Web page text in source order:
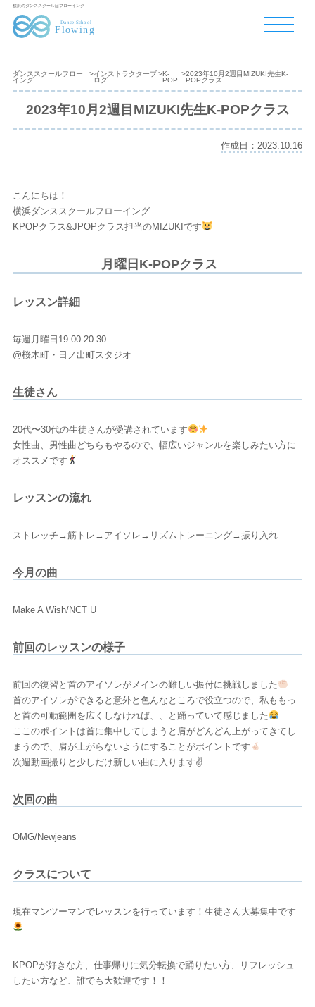
横浜のダンススクールはフローイング
ダンススクールフロー
イング
>インストラクターブ
ログ
>K-
POP
>2023年10月2週目MIZUKI先生K-
POPクラス
2023年10月2週目MIZUKI先生K-POPクラス
作成日：2023.10.16
こんにちは！
横浜ダンススクールフローイング
KPOPクラス&JPOPクラス担当のMIZUKIです
月曜日K-POPクラス
レッスン詳細
毎週月曜日19:00-20:30
@桜木町・日ノ出町スタジオ
生徒さん
20代〜30代の生徒さんが受講されています
女性曲、男性曲どちらもやるので、幅広いジャンルを楽しみたい方に
オススメです
レッスンの流れ
ストレッチ→筋トレ→アイソレ→リズムトレーニング→振り入れ
今月の曲
Make A Wish/NCT U
前回のレッスンの様子
前回の復習と首のアイソレがメインの難しい振付に挑戦しました
首のアイソレができると意外と色んなところで役立つので、私ももっ
と首の可動範囲を広くしなければ、、と踊っていて感じました
ここのポイントは首に集中してしまうと肩がどんどん上がってきてし
まうので、肩が上がらないようにすることがポイントです
次週動画撮りと少しだけ新しい曲に入ります✌
次回の曲
OMG/Newjeans
クラスについて
現在マンツーマンでレッスンを行っています！生徒さん大募集中です
KPOPが好きな方、仕事帰りに気分転換で踊りたい方、リフレッシュ
したい方など、誰でも大歓迎です！！